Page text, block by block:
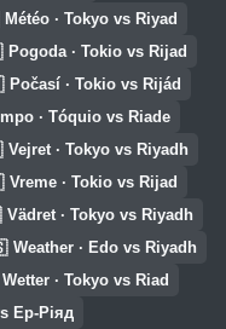
Météo · Tokyo vs Riyad
Pogoda · Tokio vs Rijad
Počasí · Tokio vs Rijád
· Tóquio vs Riade
Vejret · Tokyo vs Riyadh
Vreme · Tokio vs Rijad
Vädret · Tokyo vs Riyadh
Weather · Edo vs Riyadh
Wetter · Tokyo vs Riad
Ер-Ріяд